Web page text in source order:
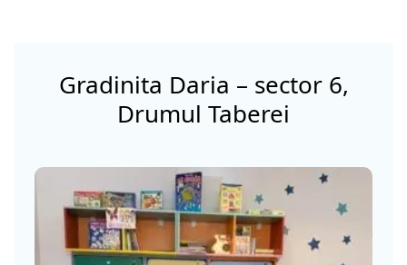
Gradinita Daria – sector 6,
Drumul Taberei